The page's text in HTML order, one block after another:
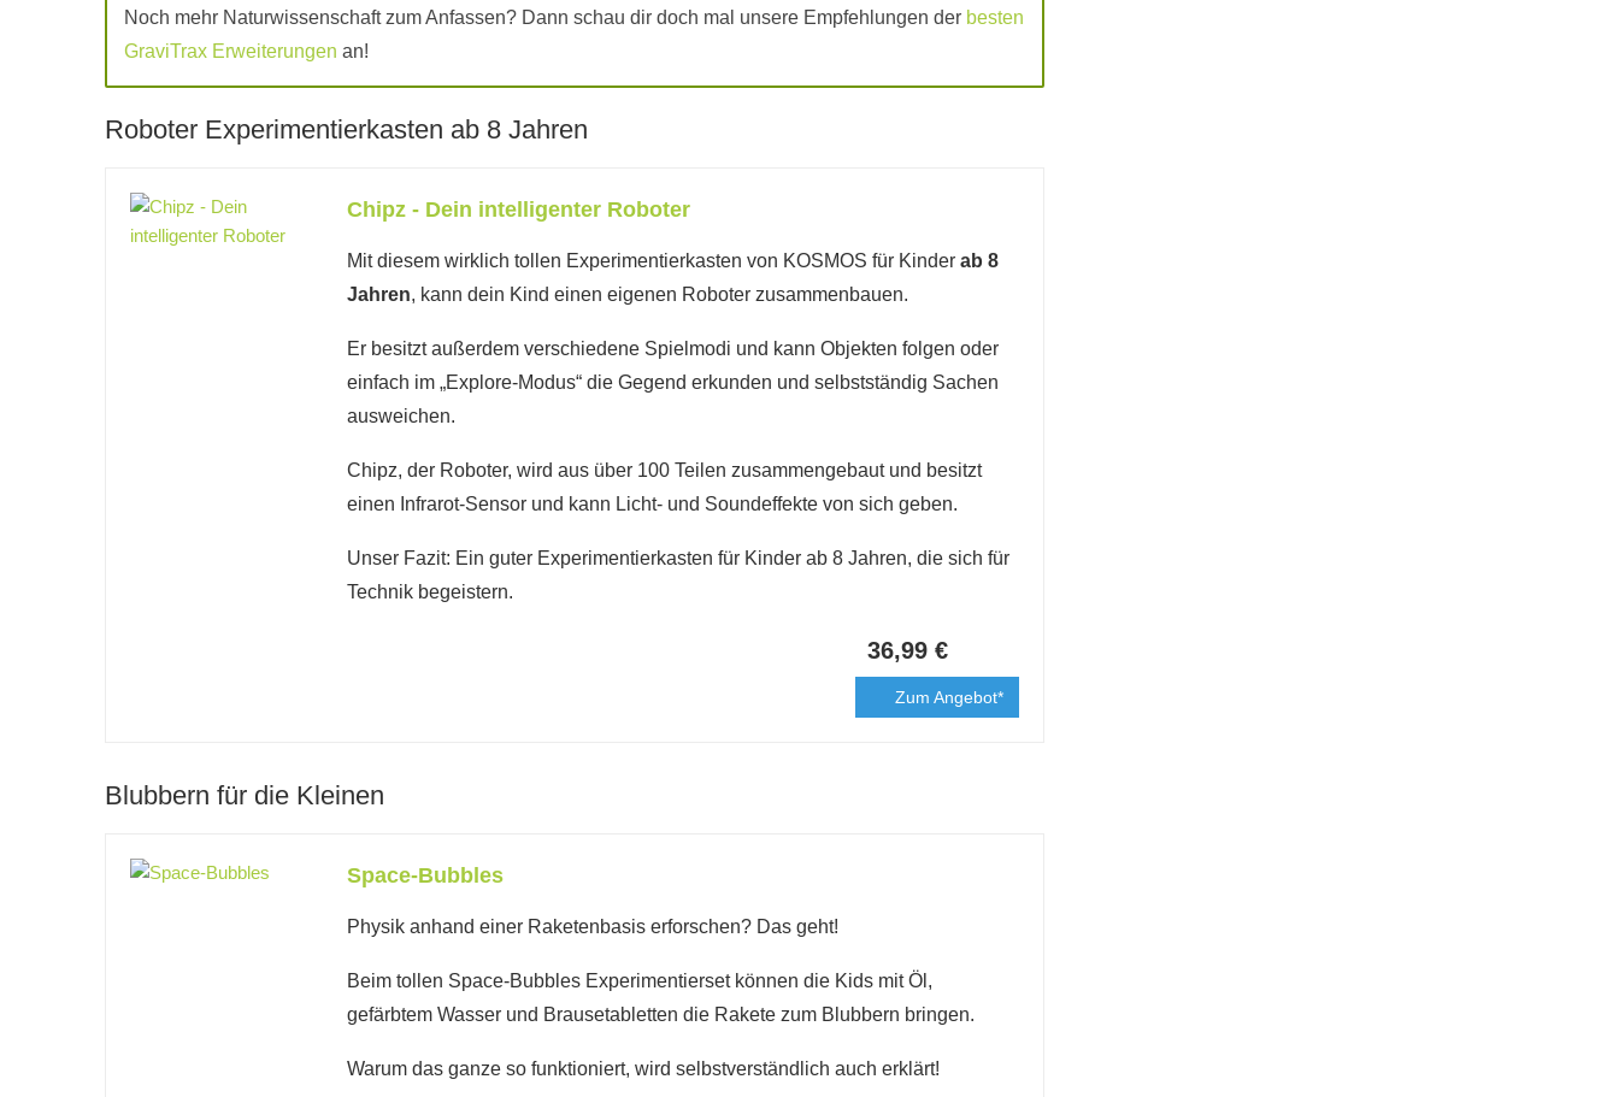
Noch mehr Naturwissenschaft zum Anfassen? Dann schau dir doch mal unsere Empfehlungen der besten
GraviTrax Erweiterungen an!
Roboter Experimentierkasten ab 8 Jahren
Chipz - Dein intelligenter Roboter
Mit diesem wirklich tollen Experimentierkasten von KOSMOS für Kinder ab 8
Jahren, kann dein Kind einen eigenen Roboter zusammenbauen.
Er besitzt außerdem verschiedene Spielmodi und kann Objekten folgen oder
einfach im „Explore-Modus“ die Gegend erkunden und selbstständig Sachen
ausweichen.
Chipz, der Roboter, wird aus über 100 Teilen zusammengebaut und besitzt
einen Infrarot-Sensor und kann Licht- und Soundeffekte von sich geben.
Unser Fazit: Ein guter Experimentierkasten für Kinder ab 8 Jahren, die sich für
Technik begeistern.
36,99 €
Zum Angebot*
Blubbern für die Kleinen
Space-Bubbles
Physik anhand einer Raketenbasis erforschen? Das geht!
Beim tollen Space-Bubbles Experimentierset können die Kids mit Öl,
gefärbtem Wasser und Brausetabletten die Rakete zum Blubbern bringen.
Warum das ganze so funktioniert, wird selbstverständlich auch erklärt!